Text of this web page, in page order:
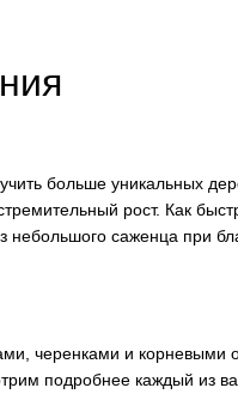
больше уникальных
рост. Как
небольшого саженца при
черенками и корневыми
подробнее каждый из